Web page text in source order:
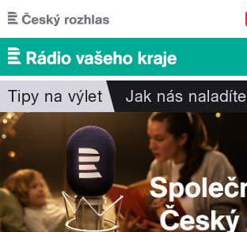
Přejít k hlavnímu obsahu
Tipy na výlet Jak nás naladíte